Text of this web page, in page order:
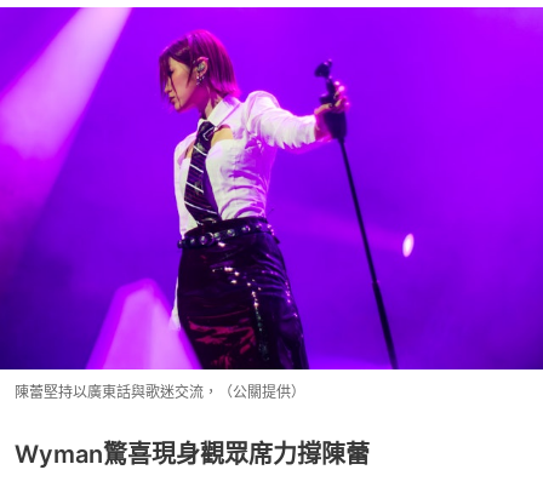
陳蕾堅持以廣東話與歌迷交流，（公關提供）
Wyman驚喜現身觀眾席力撐陳蕾